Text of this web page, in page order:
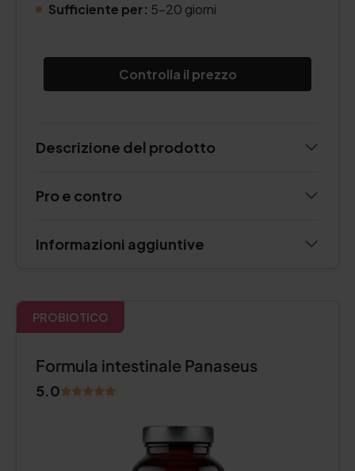
Sufficiente per: 5-20 giorni
Controlla il prezzo
Descrizione del prodotto
Pro e contro
Informazioni aggiuntive
PROBIOTICO
Formula intestinale Panaseus
5.0